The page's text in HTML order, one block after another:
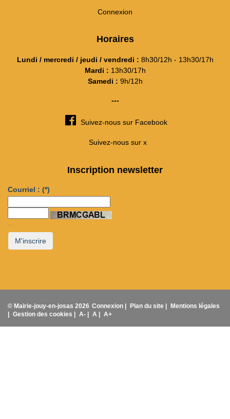
Connexion
Horaires
Lundi / mercredi / jeudi / vendredi : 8h30/12h - 13h30/17h
Mardi : 13h30/17h
Samedi : 9h/12h
---
Suivez-nous sur Facebook
Suivez-nous sur x
Inscription newsletter
Courriel : (*)
...
M'inscrire
© Mairie-jouy-en-josas 2026 Connexion | Plan du site |
Mentions légales
Gestion des cookies | A- | A | A+